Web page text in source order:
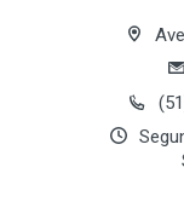
Com DPI
de até 1000Hz
deslizamento
proporciona
Seu
Email Address